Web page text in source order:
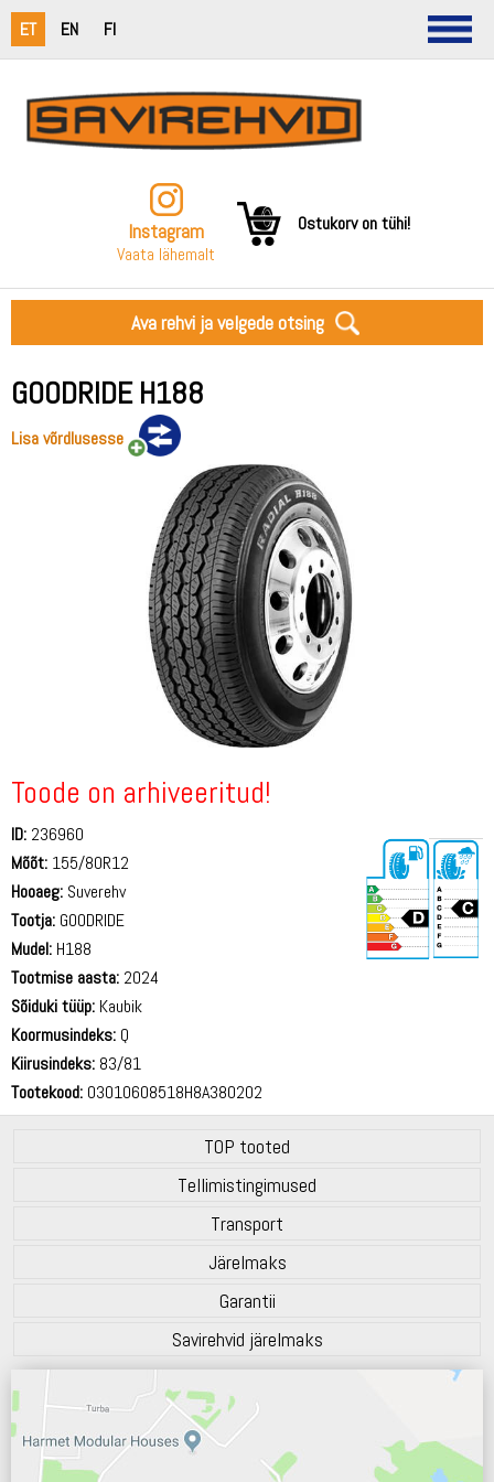
ET EN FI
Instagram
Vaata lähemalt
Ostukorv on tühi!
Ava rehvi ja velgede otsing
GOODRIDE H188
Lisa võrdlusesse
Toode on arhiveeritud!
ID: 236960
Mõõt: 155/80R12
Hooaeg: Suverehv
Tootja: GOODRIDE
Mudel: H188
Tootmise aasta: 2024
Sõiduki tüüp: Kaubik
Koormusindeks: Q
Kiirusindeks: 83/81
Tootekood: 03010608518H8A380202
TOP tooted
Tellimistingimused
Transport
Järelmaks
Garantii
Savirehvid järelmaks